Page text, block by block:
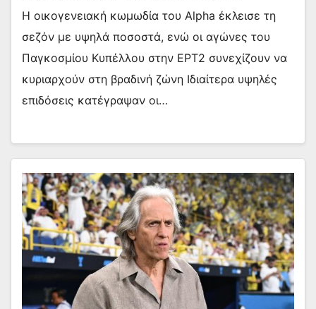
Η οικογενειακή κωμωδία του Alpha έκλεισε τη
σεζόν με υψηλά ποσοστά, ενώ οι αγώνες του
Παγκοσμίου Κυπέλλου στην ΕΡΤ2 συνεχίζουν να
κυριαρχούν στη βραδινή ζώνη Ιδιαίτερα υψηλές
επιδόσεις κατέγραψαν οι…